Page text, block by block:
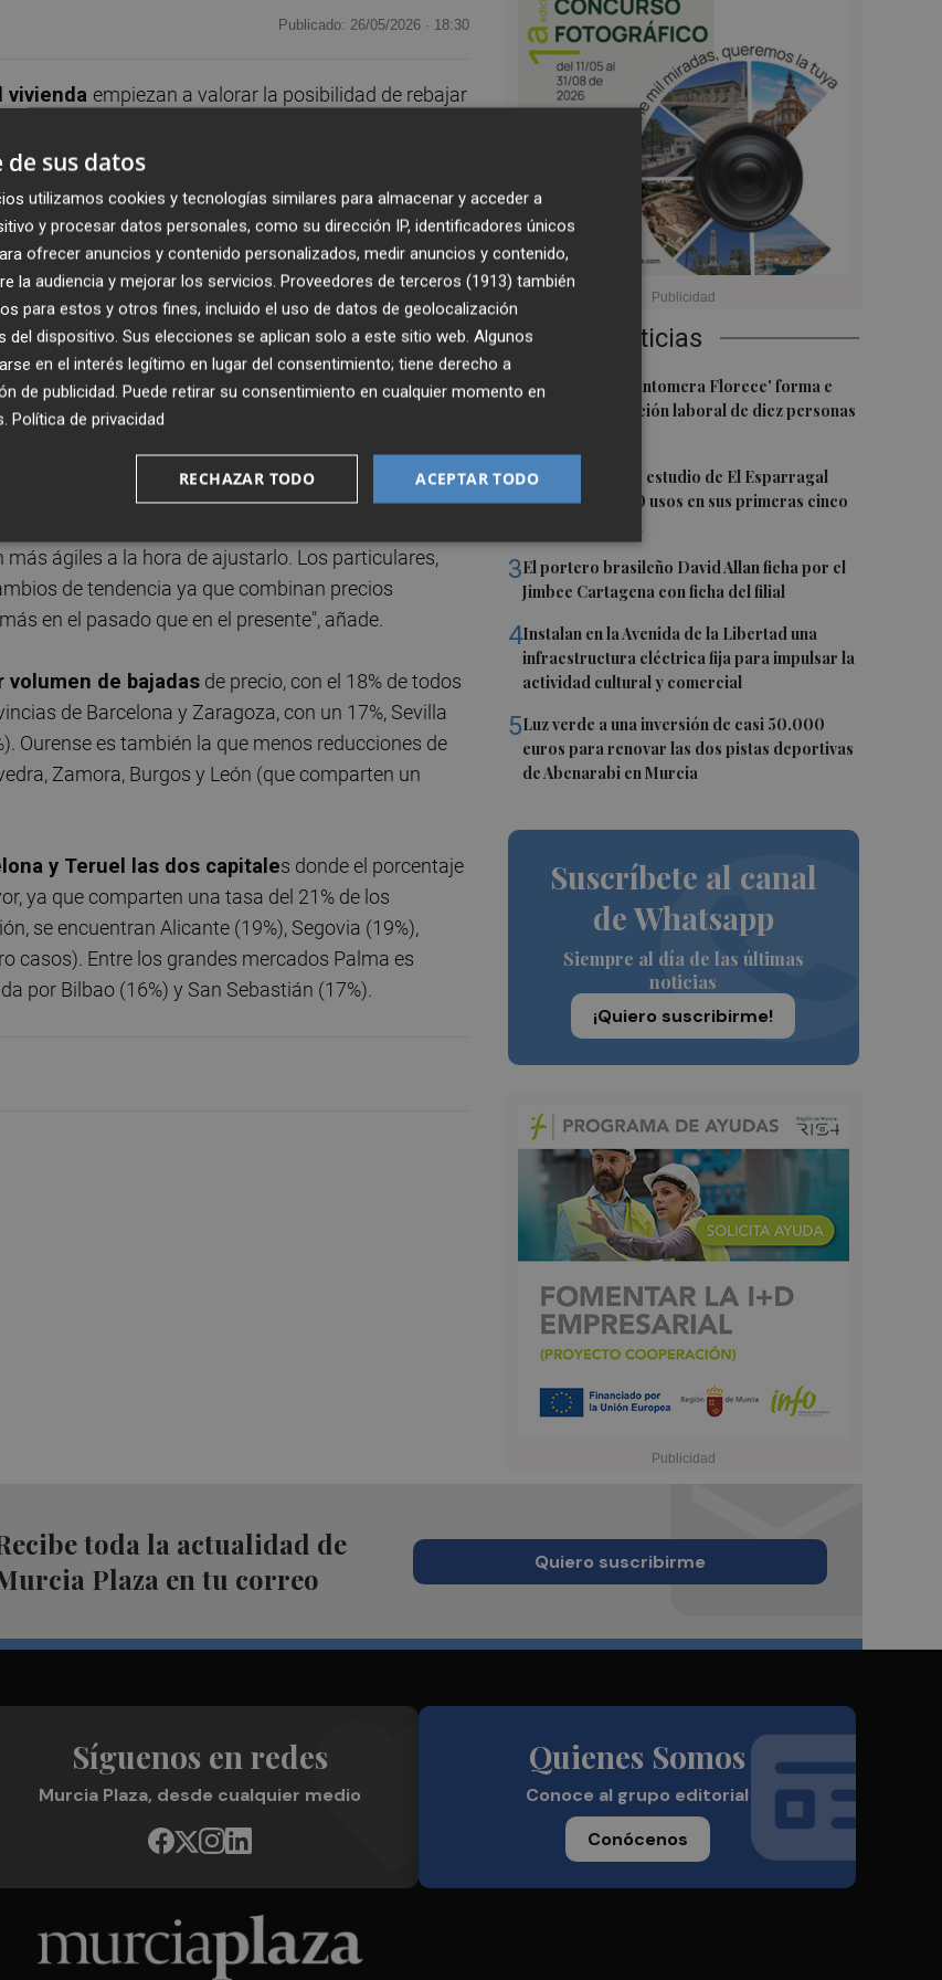
Últimas Noticias
1 El programa 'Santomera Florece' forma e
impulsa la inserción laboral de diez personas
2La nueva sala de estudio de El Esparragal
supera los 1.600 usos en sus primeras cinco
semanas de vida
3El portero brasileño David Allan ficha por el
Jimbee Cartagena con ficha del filial
4Instalan en la Avenida de la Libertad una
infraestructura eléctrica fija para impulsar la
actividad cultural y comercial
5Luz verde a una inversión de casi 50.000
euros para renovar las dos pistas deportivas
de Abenarabi en Murcia
Suscríbete al canal
de Whatsapp
Siempre al día de las últimas
noticias
¡Quiero suscribirme!
Publicado: 26/05/2026 · 18:30
vivienda empiezan a valorar la posibilidad de rebajar
se desprende de un estudio publicado por
rebajó su precio
de 2025.
sus expectativas se incrementó durante el
periodo de 2025.En concreto, el 14% de las
al 11% que lo hizo el año pasado, según un
publicados en su base de datos.
sus expectativasestán alineados con otras
de viviendas y parecen confirmar la tendencia
que se intuye de los informes de precios de
"La propia composición del mercado hace que
palpan la realidad del mercado y conocen el
ágiles a la hora de ajustarlo. Los particulares,
de tendencia ya que combinan precios
en el pasado que en el presente", añade.
de bajadas de precio, con el 18% de todos
de Barcelona y Zaragoza, con un 17%, Sevilla
Ourense es también la que menos reducciones de
Zamora, Burgos y León (que comparten un
y Teruel las dos capitales donde el porcentaje
ya que comparten una tasa del 21% de los
se encuentran Alicante (19%), Segovia (19%),
casos). Entre los grandes mercados Palma es
por Bilbao (16%) y San Sebastián (17%).
toda la actualidad de
Plaza en tu correo
Quiero suscribirme
Síguenos en redes
Murcia Plaza, desde cualquier medio
Quienes Somos
Conoce al grupo editorial
Conócenos
sus datos
utilizamos cookies y tecnologías similares para almacenar y acceder a
y procesar datos personales, como su dirección IP, identificadores únicos
ofrecer anuncios y contenido personalizados, medir anuncios y contenido,
la audiencia y mejorar los servicios. Proveedores de terceros (1913) también
para estos y otros fines, incluido el uso de datos de geolocalización
del dispositivo. Sus elecciones se aplican solo a este sitio web. Algunos
en el interés legítimo en lugar del consentimiento; tiene derecho a
de publicidad. Puede retirar su consentimiento en cualquier momento en
. Política de privacidad
ACEPTAR TODO
RECHAZAR TODO